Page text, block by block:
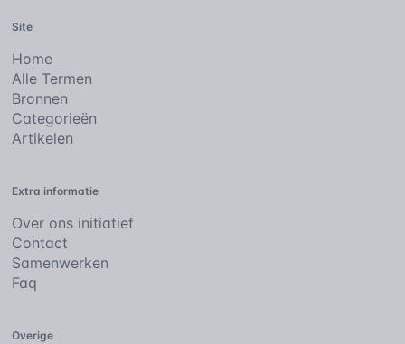
Site
Home
Alle Termen
Bronnen
Categorieën
Artikelen
Extra informatie
Over ons initiatief
Contact
Samenwerken
Faq
Overige